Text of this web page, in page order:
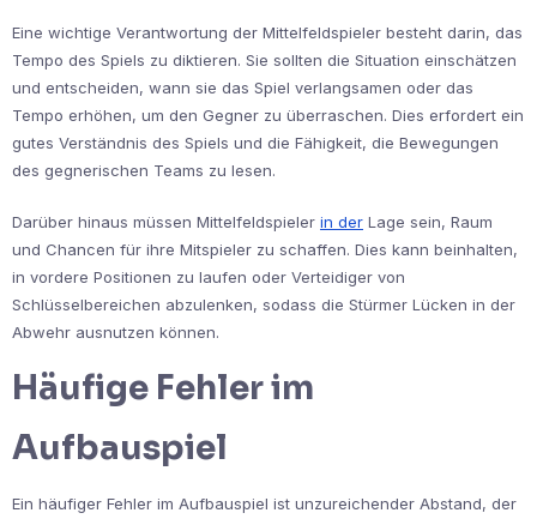
Eine wichtige Verantwortung der Mittelfeldspieler besteht darin, das
Tempo des Spiels zu diktieren. Sie sollten die Situation einschätzen
und entscheiden, wann sie das Spiel verlangsamen oder das
Tempo erhöhen, um den Gegner zu überraschen. Dies erfordert ein
gutes Verständnis des Spiels und die Fähigkeit, die Bewegungen
des gegnerischen Teams zu lesen.
Darüber hinaus müssen Mittelfeldspieler in der Lage sein, Raum
und Chancen für ihre Mitspieler zu schaffen. Dies kann beinhalten,
in vordere Positionen zu laufen oder Verteidiger von
Schlüsselbereichen abzulenken, sodass die Stürmer Lücken in der
Abwehr ausnutzen können.
Häufige Fehler im
Aufbauspiel
Ein häufiger Fehler im Aufbauspiel ist unzureichender Abstand, der